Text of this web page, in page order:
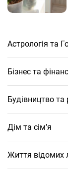
Астрологія та
Бізнес та
Будівництво та
Дім та сім’я
Життя відомих